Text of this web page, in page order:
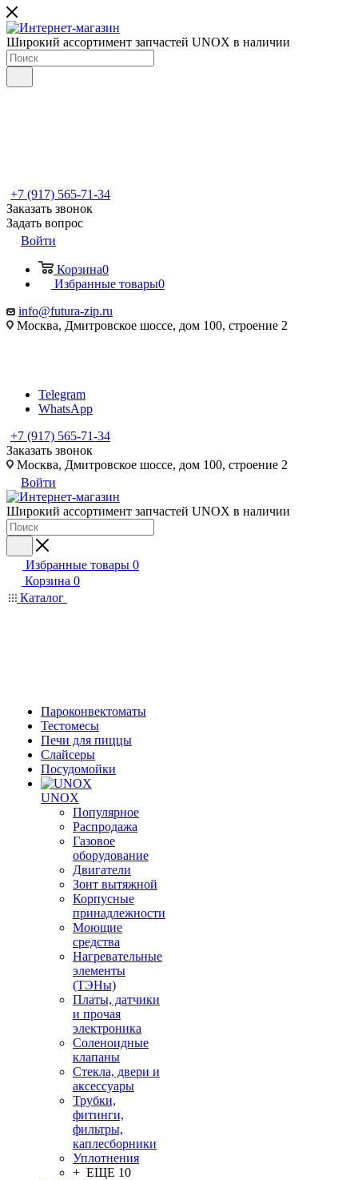
Широкий ассортимент запчастей UNOX в наличии
+7 (917) 565-71-34
Заказать звонок
Задать вопрос
Войти
Корзина0
Избранные товары0
info@futura-zip.ru
Москва, Дмитровское шоссе, дом 100, строение 2
Telegram
WhatsApp
+7 (917) 565-71-34
Заказать звонок
Москва, Дмитровское шоссе, дом 100, строение 2
Войти
Широкий ассортимент запчастей UNOX в наличии
Избранные товары 0
Корзина 0
Каталог
Пароконвектоматы
Тестомесы
Печи для пиццы
Слайсеры
Посудомойки
UNOX
Популярное
Распродажа
Газовое
оборудование
Двигатели
Зонт вытяжной
Корпусные
принадлежности
Моющие
средства
Нагревательные
элементы
(ТЭНы)
Платы, датчики
и прочая
электроника
Соленоидные
клапаны
Стекла, двери и
аксессуары
Трубки,
фитинги,
фильтры,
каплесборники
Уплотнения
+ ЕЩЕ 10